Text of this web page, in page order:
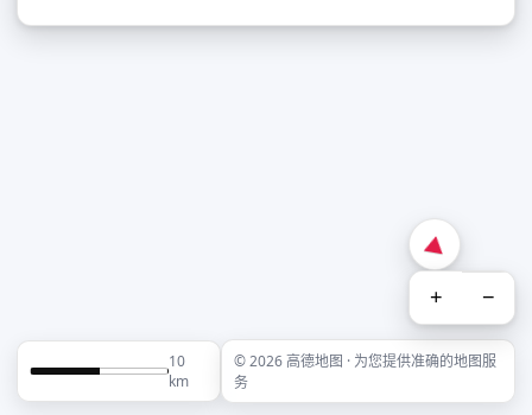
+ −
10
km
© 2026 高德地图 · 为您提供准确的地图服
务